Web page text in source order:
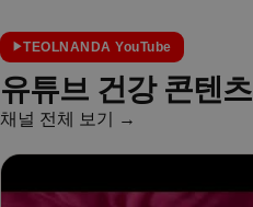
TEOLNANDA YouTube
유튜브 건강 콘텐츠
채널 전체 보기 →